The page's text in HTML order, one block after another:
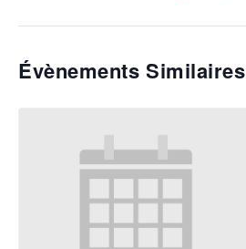
Évènements Similaires